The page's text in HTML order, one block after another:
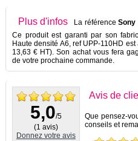
Plus d'infos La référenceSony
Ce produit est garanti par son
Haute densité A6, ref UPP-110HD
13,63 € HT). Son achat vous fera
de votre prochaine commande.
Avis de
5,0/5
(1 avis)
Donnez votre avis
Que pensez-
conseils et